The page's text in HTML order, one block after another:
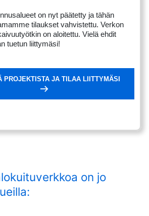
on nyt päätetty ja tähän
tilaukset vahvistettu. Verkon
on aloitettu. Vielä ehdit
tuetun liittymäsi!
PROJEKTISTA JA TILAA LIITTYMÄSI
on jo